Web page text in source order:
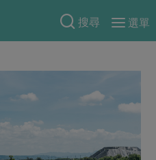
搜尋
選單